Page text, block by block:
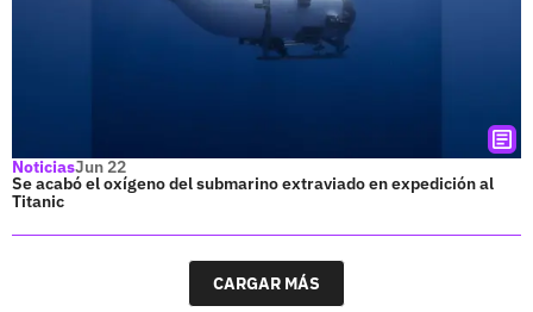
NoticiasJun 22
Se acabó el oxígeno del submarino extraviado en expedición al
Titanic
CARGAR MÁS